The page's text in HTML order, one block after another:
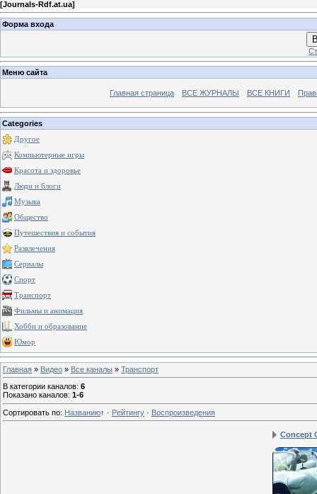
[Journals-Rdf.at.ua]
Форма входа
Меню сайта
Главная страница ВСЕ ЖУРНАЛЫ ВСЕ КНИГИ
Categories
Другое
Компьютерные игры
Красота и здоровье
Люди и блоги
Музыка
Общество
Путешествия и события
Развлечения
Сериалы
Спорт
Транспорт
Фильмы и анимация
Хобби и образование
Юмор
Главная » Видео » Все каналы » Транспорт
В категории каналов: 6
Показано каналов: 1-6
Сортировать по: Названию↑ · Рейтингу · Воспроизведения
Concept